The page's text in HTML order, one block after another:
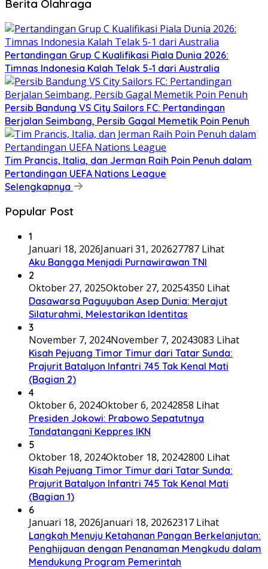
Berita Olahraga
Pertandingan Grup C Kualifikasi Piala Dunia 2026:
Timnas Indonesia Kalah Telak 5-1 dari Australia
Persib Bandung VS City Sailors FC: Pertandingan
Berjalan Seimbang, Persib Gagal Memetik Poin Penuh
Tim Prancis, Italia, dan Jerman Raih Poin Penuh dalam
Pertandingan UEFA Nations League
Selengkapnya
Popular Post
1
Januari 18, 2026Januari 31, 202627787 Lihat
Aku Bangga Menjadi Purnawirawan TNI
2
Oktober 27, 2025Oktober 27, 20254350 Lihat
Dasawarsa Paguyuban Asep Dunia: Merajut
Silaturahmi, Melestarikan Identitas
3
November 7, 2024November 7, 20243083 Lihat
Kisah Pejuang Timor Timur dari Tatar Sunda:
Prajurit Batalyon Infantri 745 Tak Kenal Mati
(Bagian 2)
4
Oktober 6, 2024Oktober 6, 20242858 Lihat
Presiden Jokowi: Prabowo Sepatutnya
Tandatangani Keppres IKN
5
Oktober 18, 2024Oktober 18, 20242800 Lihat
Kisah Pejuang Timor Timur dari Tatar Sunda:
Prajurit Batalyon Infantri 745 Tak Kenal Mati
(Bagian 1)
6
Januari 18, 2026Januari 18, 20262317 Lihat
Langkah Menuju Ketahanan Pangan Berkelanjutan:
Penghijauan dengan Penanaman Mengkudu dalam
Mendukung Program Pemerintah